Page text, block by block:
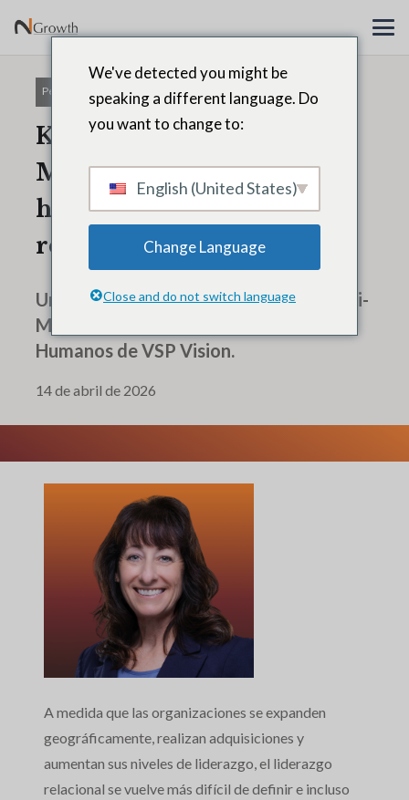
Personas y cultura
Kristi Cappelletti-
Matthews de VSP Vision
habla sobre el liderazgo
relacional.
Una conversación con Kristi Cappelletti-
Matthews, Directora de Recursos
Humanos de VSP Vision.
14 de abril de 2026
A medida que las organizaciones se expanden
geográficamente, realizan adquisiciones y
aumentan sus niveles de liderazgo, el liderazgo
relacional se vuelve más difícil de definir e incluso
We've detected you might be
speaking a different language. Do
you want to change to:
English (United States)
Change Language
Close and do not switch language